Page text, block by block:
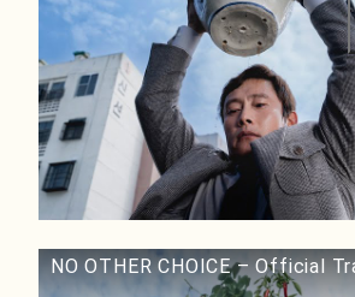
NO OTHER CHOICE – Official